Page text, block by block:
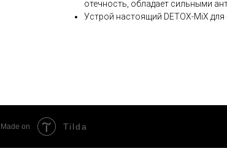
отечность, обладает сильными
Устрой настоящий DETOX-MiX
Made on Tilda